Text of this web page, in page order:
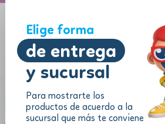
Elige forma
de entrega
y sucursal
Para mostrarte los
productos de acuerdo a la
sucursal que más te conviene
Categoría:Cocinas